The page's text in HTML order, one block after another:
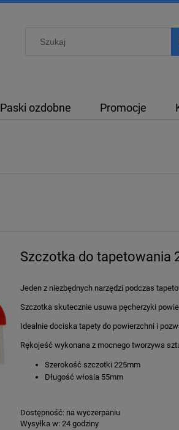
Paski ozdobne Promocje
Szczotka do tapetowania
Jeden z niezbędnych narzędzi podczas
Szczotka skutecznie usuwa pęcherzyki
Idealnie dociska tapety do powierzchni i
Rękojeść wykonana z mocnego tworzywa
Szerokość szczotki 225mm
Długość włosia 55mm
Dostępność: na wyczerpaniu
Wysyłka w: 24 godziny